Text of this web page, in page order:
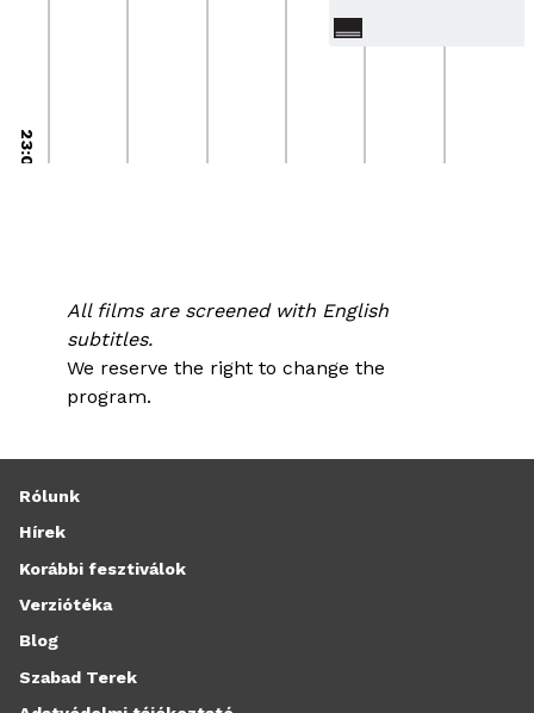
23:00
All films are screened with English
subtitles.
We reserve the right to change the
program.
Rólunk
Hírek
Korábbi fesztiválok
Verziótéka
Blog
Szabad Terek